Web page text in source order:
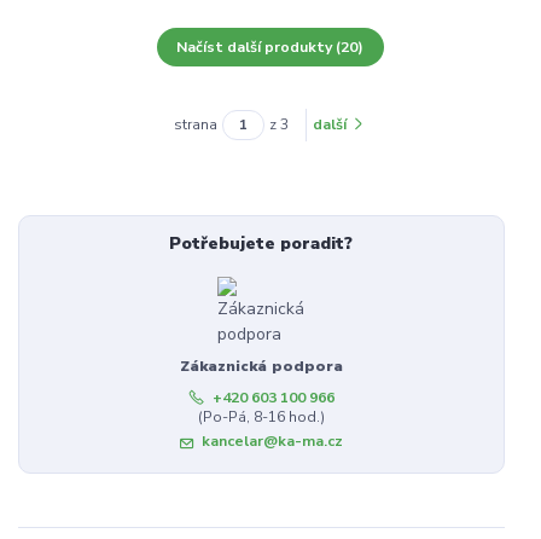
Načíst další produkty (20)
strana z 3 další
Potřebujete poradit?
Zákaznická podpora
+420 603 100 966
(Po-Pá, 8-16 hod.)
kancelar@ka-ma.cz